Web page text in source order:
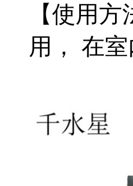
【使用
用，
在